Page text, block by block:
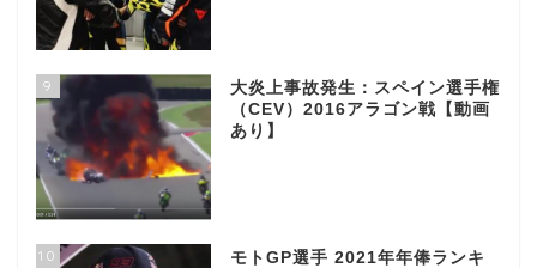
9
大炎上事故発生：スペイン選手権
（CEV）2016アラゴン戦【動画
あり】
10
モトGP選手 2021年年俸ランキ